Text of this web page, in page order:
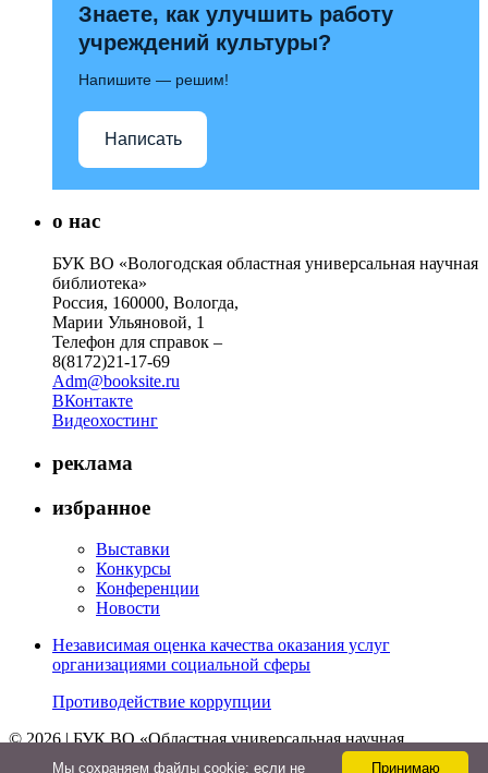
Знаете, как улучшить работу
учреждений культуры?
Напишите — решим!
Написать
о нас
БУК ВО «Вологодская областная универсальная научная
библиотека»
Россия, 160000, Вологда,
Марии Ульяновой, 1
Телефон для справок –
8(8172)21-17-69
Adm@booksite.ru
ВКонтакте
Видеохостинг
реклама
избранное
Выставки
Конкурсы
Конференции
Новости
Независимая оценка качества оказания услуг
организациями социальной сферы
Противодействие коррупции
© 2026 | БУК ВО «Областная универсальная научная
библиотека»
Принимаю
Мы cохраняем файлы cookie: если не